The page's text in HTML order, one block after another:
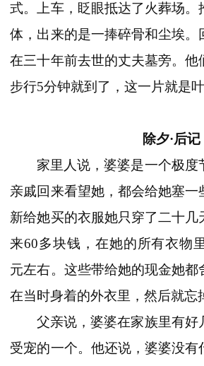
式。上车，眨眼抵达了火葬场。
体，出来的是一捧碎骨和尘埃。
在三十年前去世的丈夫墓旁。他
步行5分钟就到了，这一片就是叶
除夕·后记
家里人说，婆婆是一个极度
亲戚回来看望她，都会给她塞一
新给她买的衣服她只穿了二十几
来60多块钱，在她的所有衣物
元左右。这些带给她的现金她都
在当时身着的外衣里，然后就忘
父亲说，婆婆在家族里有好
受宠的一个。他还说，婆婆没有